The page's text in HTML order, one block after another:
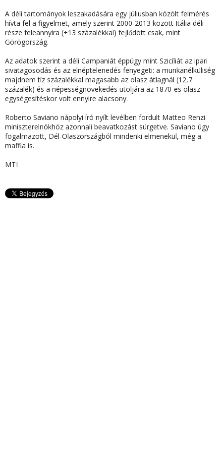
A déli tartományok leszakadására egy júliusban közölt felmérés
hívta fel a figyelmet, amely szerint 2000-2013 között Itália déli
része feleannyira (+13 százalékkal) fejlődött csak, mint
Görögország.
Az adatok szerint a déli Campaniát éppúgy mint Szicíliát az ipari
sivatagosodás és az elnéptelenedés fenyegeti: a munkanélküliség
majdnem tíz százalékkal magasabb az olasz átlagnál (12,7
százalék) és a népességnövekedés utoljára az 1870-es olasz
egységesítéskor volt ennyire alacsony.
Roberto Saviano nápolyi író nyílt levélben fordult Matteo Renzi
miniszterelnökhöz azonnali beavatkozást sürgetve. Saviano úgy
fogalmazott, Dél-Olaszországból mindenki elmenekül, még a
maffia is.
MTI